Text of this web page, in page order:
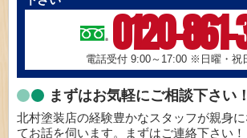
0120-861-
電話受付 9:00～17:00 ※日曜・祝
まずはお気軽にご相談下さい！
北村塗装店の経験豊かなスタッフが親身に
てお話を伺います。まずはご連絡下さい！